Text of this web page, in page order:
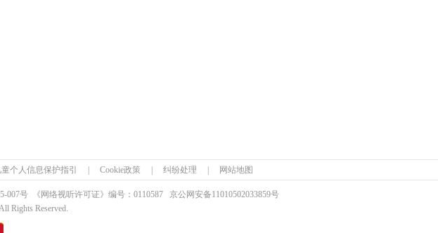
童个人信息保护指引 Cookie政策 纠纷处理 网站地图
007号 《网络视听许可证》编号：0110587京公网安备11010502033859号
Rights Reserved.